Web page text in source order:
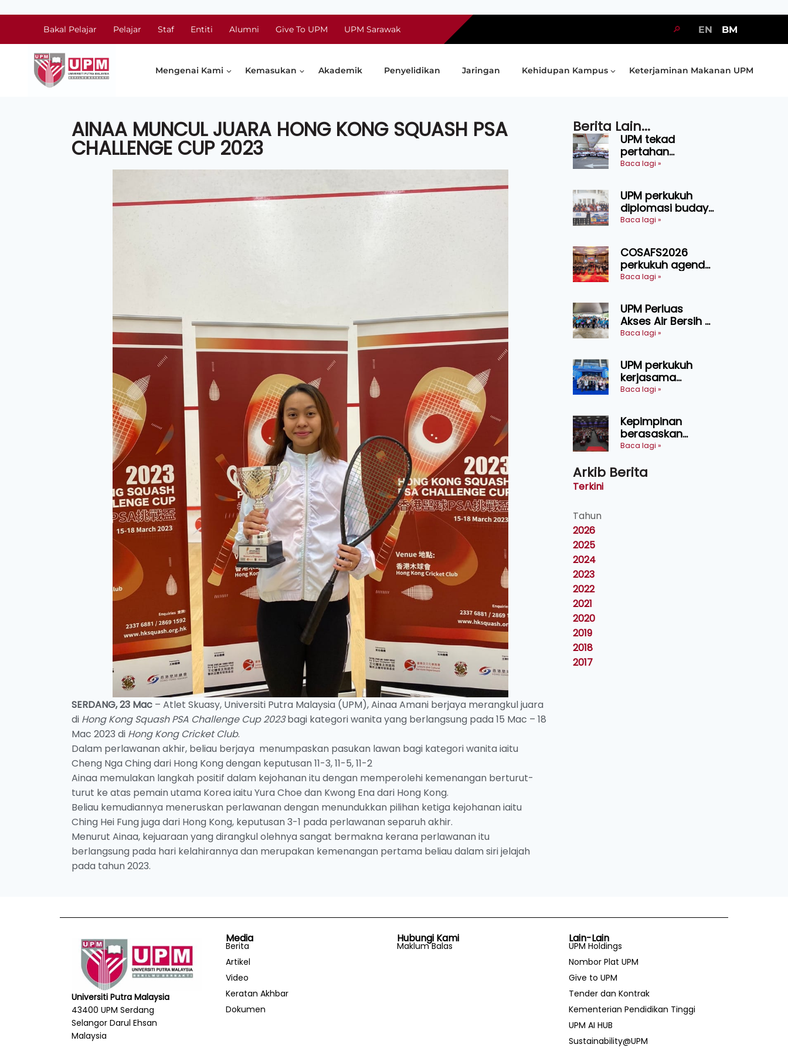
Bakal Pelajar Pelajar Staf Entiti Alumni Give To UPM UPM Sarawak 🔎 EN BM
Mengenai Kami Kemasukan Akademik Penyelidikan Jaringan Kehidupan Kampus Keterjaminan Makanan UPM
AINAA MUNCUL JUARA HONG KONG SQUASH PSA
CHALLENGE CUP 2023
SERDANG, 23 Mac – Atlet Skuasy, Universiti Putra Malaysia (UPM), Ainaa Amani berjaya merangkul juara
di Hong Kong Squash PSA Challenge Cup 2023bagi kategori wanita yang berlangsung pada 15 Mac – 18
Mac 2023 di Hong Kong Cricket Club.
Dalam perlawanan akhir, beliau berjaya menumpaskan pasukan lawan bagi kategori wanita iaitu
Cheng Nga Ching dari Hong Kong dengan keputusan 11-3, 11-5, 11-2
Ainaa memulakan langkah positif dalam kejohanan itu dengan memperolehi kemenangan berturut-
turut ke atas pemain utama Korea iaitu Yura Choe dan Kwong Ena dari Hong Kong.
Beliau kemudiannya meneruskan perlawanan dengan menundukkan pilihan ketiga kejohanan iaitu
Ching Hei Fung juga dari Hong Kong, keputusan 3-1 pada perlawanan separuh akhir.
Menurut Ainaa, kejuaraan yang dirangkul olehnya sangat bermakna kerana perlawanan itu
berlangsung pada hari kelahirannya dan merupakan kemenangan pertama beliau dalam siri jelajah
pada tahun 2023.
Berita Lain...
UPM tekad
pertahan
kejuaraan SUKUM
pingat emas
Baca lagi »
UPM perkukuh
diplomasi budaya
Malaysia-
Narasi Nusantara
Baca lagi »
COSAFS2026
perkukuh agenda
keselamatan
AgriHub pacu
transformasi
pertanian
Sarawak
Baca lagi »
UPM Perluas
Akses Air Bersih di
31 Kediaman
Chini
Baca lagi »
UPM perkukuh
kerjasama
pendidikan pintar
lawatan rasmi ke
China
Baca lagi »
Kepimpinan
berasaskan
kepercayaan
kecemerlangan
Baca lagi »
Arkib Berita
Terkini
Tahun
2026
2025
2024
2023
2022
2021
2020
2019
2018
2017
Universiti Putra Malaysia
43400 UPM Serdang
Selangor Darul Ehsan
Malaysia
Media
Berita
Artikel
Video
Keratan Akhbar
Dokumen
Hubungi Kami
Maklum Balas
Lain-Lain
UPM Holdings
Nombor Plat UPM
Give to UPM
Tender dan Kontrak
Kementerian Pendidikan Tinggi
UPM AI HUB
Sustainability@UPM